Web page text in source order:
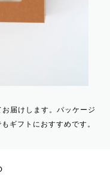
届けします。パッケージ
ギフトにおすすめです。